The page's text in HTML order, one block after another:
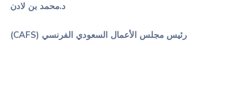
د.محمد بن لادن
رئيس مجلس الأعمال السعودي الفرنسي (CAFS)